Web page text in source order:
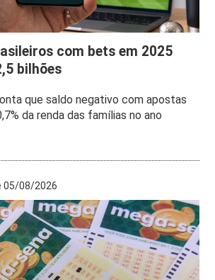
com bets em 2025
bilhões
que saldo negativo com apostas
da renda das famílias no ano
05/08/2026